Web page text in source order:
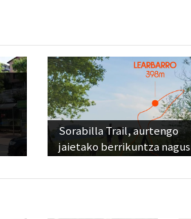
Sorabilla Trail, aurtengo
jaietako berrikuntza